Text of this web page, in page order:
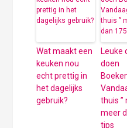
Wat maakt een
keuken nou
echt prettig in
het dagelijks
gebruik?
Leuke
doen
thuis ”
meer
tips